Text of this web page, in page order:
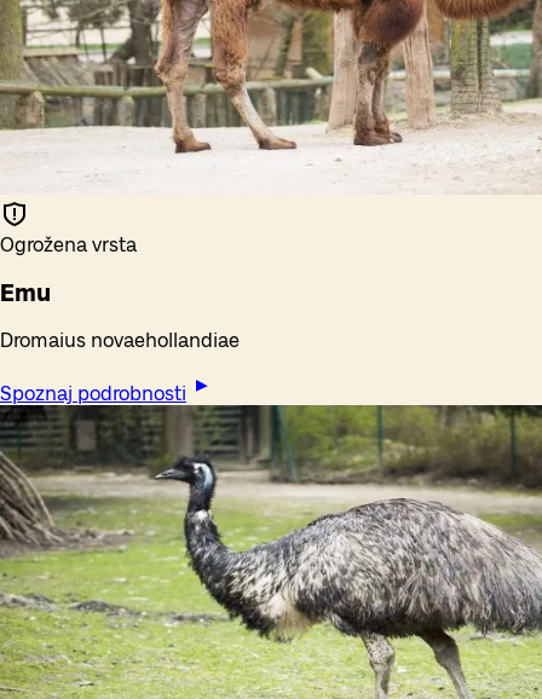
Ogrožena vrsta
Emu
Dromaius novaehollandiae
Spoznaj podrobnosti